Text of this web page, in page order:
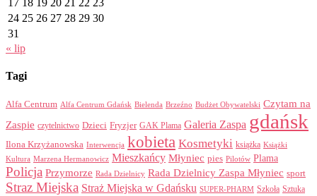
17 18 19 20 21 22 23
24 25 26 27 28 29 30
31
« lip
Tagi
Alfa Centrum Alfa Centrum Gdańsk Bielenda Brzeźno Budżet Obywatelski Czytam na
Zaspie czytelnictwo Dzieci Fryzjer GAK Plama Galeria Zaspa gdańsk
Ilona Krzyżanowska Interwencja kobieta Kosmetyki książka Książki
Kultura Marzena Hermanowicz Mieszkańcy Młyniec pies Pilotów Plama
Policja Przymorze Rada Dzielnicy Rada Dzielnicy Zaspa Młyniec sport
Straz Miejska Straż Miejska w Gdańsku SUPER-PHARM Szkoła Sztuka